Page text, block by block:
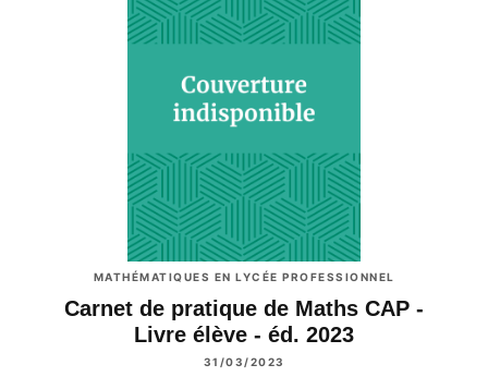
MATHÉMATIQUES EN LYCÉE PROFESSIONNEL
Carnet de pratique de Maths CAP -
Livre élève - éd. 2023
31/03/2023